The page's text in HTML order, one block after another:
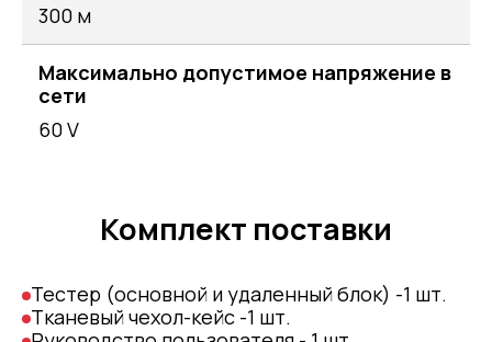
300 м
Максимально допустимое напряжение в
сети
60 V
Комплект поставки
Тестер (основной и удаленный блок) -1 шт.
Тканевый чехол-кейс -1 шт.